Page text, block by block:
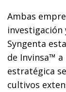
Ambas
Syngenta
de Invinsa™ a
estratégica
cultivos